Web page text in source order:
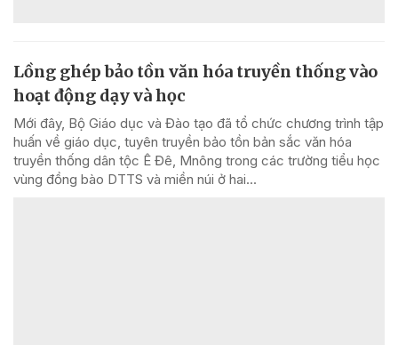
Lồng ghép bảo tồn văn hóa truyền thống vào
hoạt động dạy và học
Mới đây, Bộ Giáo dục và Đào tạo đã tổ chức chương trình tập
huấn về giáo dục, tuyên truyền bảo tồn bản sắc văn hóa
truyền thống dân tộc Ê Đê, Mnông trong các trường tiểu học
vùng đồng bào DTTS và miền núi ở hai...